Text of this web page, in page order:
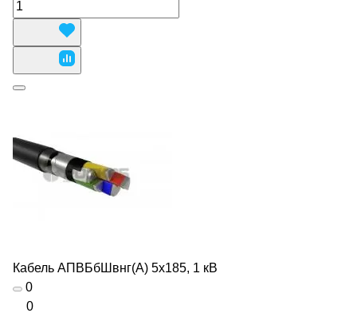
Кабель АПВБбШвнг(А) 5х185, 1 кВ
0
0